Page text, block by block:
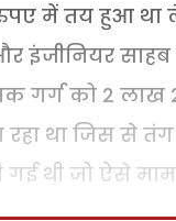
रुपए में तय हुआ
और इंजीनियर
गर्ग को 2
रहा था जिस
गई थी जो ऐसे